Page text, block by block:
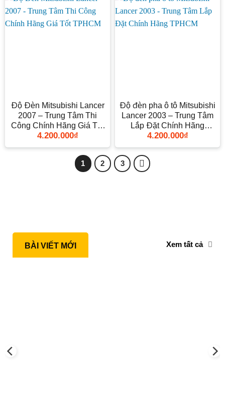
Độ Đèn Mitsubishi Lancer
2007 – Trung Tâm Thi
Công Chính Hãng Giá Tốt
TPHCM
4.200.000₫
Độ đèn pha ô tô Mitsubishi
Lancer 2003 – Trung Tâm
Lắp Đặt Chính Hãng
TPHCM
4.200.000₫
1 2 3
BÀI VIẾT MỚI Xem tất cả